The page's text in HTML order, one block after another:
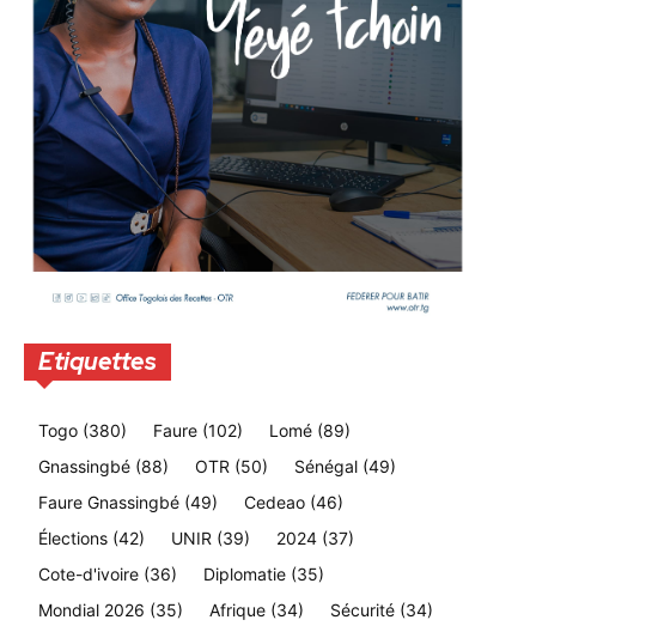
Etiquettes
Togo (380) Faure (102) Lomé (89)
Gnassingbé (88) OTR (50) Sénégal (49)
Faure Gnassingbé (49) Cedeao (46)
Élections (42) UNIR (39) 2024 (37)
Cote-d'ivoire (36) Diplomatie (35)
Mondial 2026 (35) Afrique (34) Sécurité (34)